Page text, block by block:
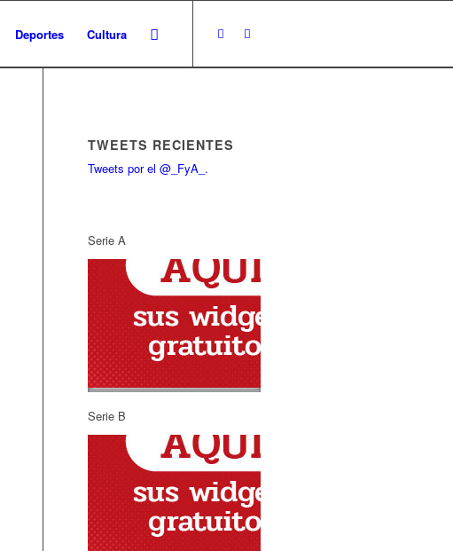
Deportes Cultura
TWEETS RECIENTES
Tweets por el @_FyA_.
Serie A
Serie B